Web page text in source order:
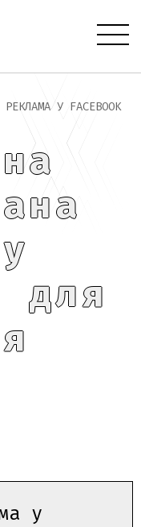
У FACEBOOK
для
у